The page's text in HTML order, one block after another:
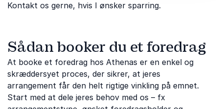
Kontakt os gerne, hvis I ønsker sparring.
Sådan booker du et foredrag
At booke et foredrag hos Athenas er en enkel og
skræddersyet proces, der sikrer, at jeres
arrangement får den helt rigtige vinkling på emnet.
Start med at dele jeres behov med os – fx